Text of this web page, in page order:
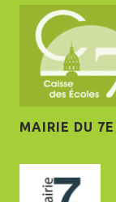
MAIRIE DU 7E